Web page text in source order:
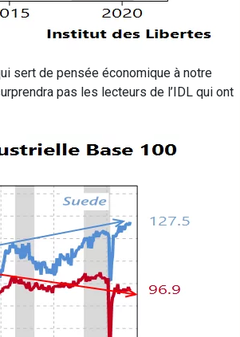
sert de pensée économique à notre
pas les lecteurs de l’IDL qui ont